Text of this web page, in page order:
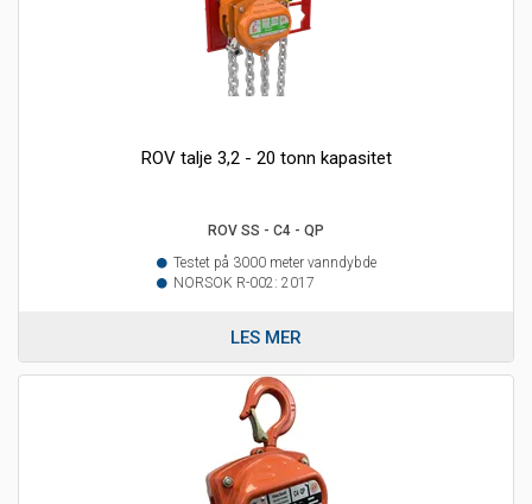
ROV talje 3,2 - 20 tonn kapasitet
ROV SS - C4 - QP
Testet på 3000 meter vanndybde
NORSOK R-002: 2017
LES MER